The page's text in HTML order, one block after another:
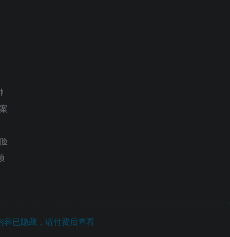
容已隐藏，请付费后查看